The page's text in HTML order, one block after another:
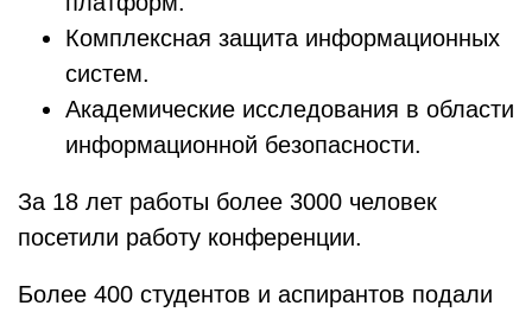
Комплексная защита информационных
систем.
Академические исследования в области
информационной безопасности.
За 18 лет работы более 3000 человек
посетили работу конференции.
Более 400 студентов и аспирантов подали